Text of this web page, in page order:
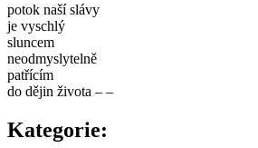
potok naší slávy
je vyschlý
sluncem
neodmyslytelně
patřícím
do dějin života – –
Kategorie: